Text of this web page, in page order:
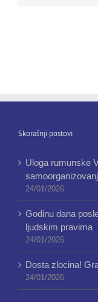
Skorašnji postovi
Uloga rumunske
24/01/2026
Godinu dana
ljudskim pravima
24/01/2026
Dosta zlocina!
24/01/2026